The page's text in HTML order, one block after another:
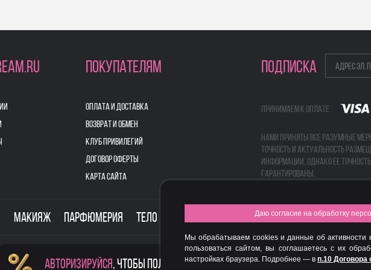
ПОКУПАТЕЛЯМ
ОПЛАТА И ДОСТАВКА
ВОЗВРАТ И ОБМЕН
КЛУБ ПРИВИЛЕГИЙ
ДОГОВОР ОФЕРТЫ
КАРТА САЙТА
ПОДПИСКА
Принимаем к оплате
Нами приняты все разумные
точность и актуальность
информации, однако ее
гарантированы.
Макияж Парфюмерия Тело Для дома Бьюти-боксы
Авторизируйся, чтобы получить скидку
Даю согласие на обработку
Мы обрабатываем cookies и данные об активности
пользоваться сайтом, вы соглашаетесь с их
настройках браузера. Подробнее — в п.10